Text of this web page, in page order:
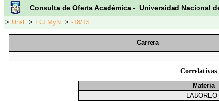
Consulta de Oferta Académica - Universidad Nacional
> Unsl > FCFMyN > -18/13
Carrera
Correlativas
Materia
LABOREO